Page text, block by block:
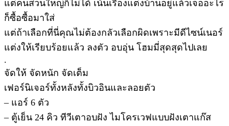
แต่คนส่วนใหญ่ก็ไม่ได้ เน้นเรื่องแต่งบ้านอยู่แล้วเจออะไร
ก็ซื้อซื้อมาใส่
แต่ถ้าเลือกที่นี่คุณไม่ต้องกลัวเลือกผิดเพราะมีดีไซน์เนอร์
แต่งให้เรียบร้อยแล้ว ลงตัว อบอุ่น โฮมมี่สุดสุดไปเลย
.
จัดให้ จัดหนัก จัดเต็ม
เฟอร์นิเจอร์ทั้งหลังทั้งบิวอินและลอยตัว
– แอร์ 6 ตัว
– ตู้เย็น 24 คิว ทีวีเตาอบฝัง ไมโครเวฟแบบฝังเตาแก๊ส